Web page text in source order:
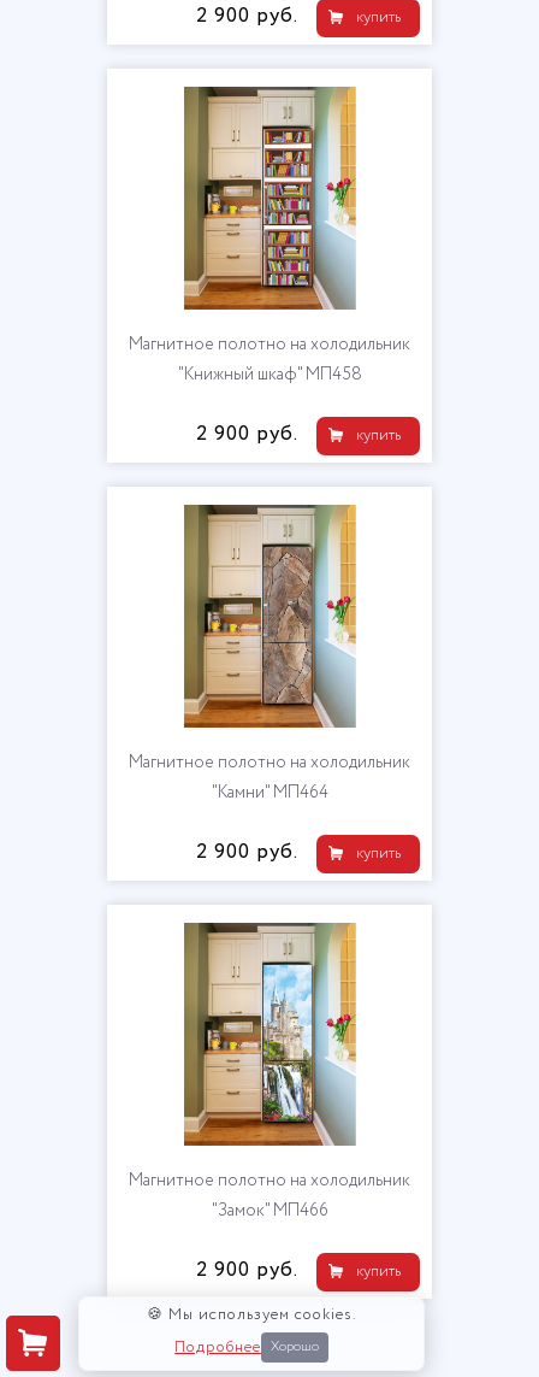
купить
2 900 руб.
Магнитное полотно на холодильник
"Книжный шкаф" МП458
купить
2 900 руб.
Магнитное полотно на холодильник
"Камни" МП464
купить
2 900 руб.
Магнитное полотно на холодильник
"Замок" МП466
купить
2 900 руб.
🍪 Мы используем cookies.
Подробнее Хорошо